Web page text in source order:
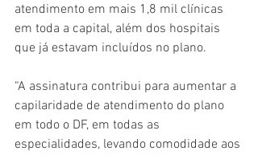
atendimento em mais 1,8 mil clínicas
em toda a capital, além dos hospitais
que já estavam incluídos no plano.
“A assinatura contribui para aumentar a
capilaridade de atendimento do plano
em todo o DF, em todas as
especialidades, levando comodidade aos